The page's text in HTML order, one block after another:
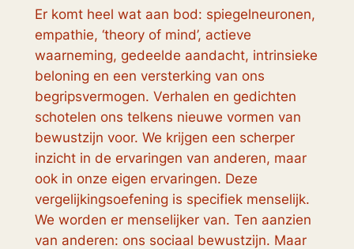
Er komt heel wat aan bod: spiegelneuronen,
empathie, ‘theory of mind’, actieve
waarneming, gedeelde aandacht, intrinsieke
beloning en een versterking van ons
begripsvermogen. Verhalen en gedichten
schotelen ons telkens nieuwe vormen van
bewustzijn voor. We krijgen een scherper
inzicht in de ervaringen van anderen, maar
ook in onze eigen ervaringen. Deze
vergelijkingsoefening is specifiek menselijk.
We worden er menselijker van. Ten aanzien
van anderen: ons sociaal bewustzijn. Maar